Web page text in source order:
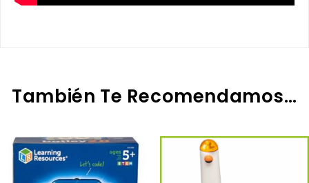
También Te Recomendamos…